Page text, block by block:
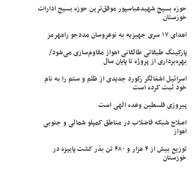
حوزه بسیج شهیدعباسپور موفق‌ترین حوزه بسیج ادارات
خوزستان
اهدای ۱۷ سری جهیزیه به نوعروسان مددجو رامهرمز
پارکینگ طبقاتی طالقانی اهواز مقاوم‌سازی می‌شود/
بهره‌برداری از پروژه تا پایان سال
اسرائیل اشغالگر رکورد جدیدی از ظلم و ستم را به نام
خود ثبت کرده است
پیروزی فلسطین وعده الهی است
اصلاح شبکه فاضلاب در مناطق کمپلو شمالی و جنوبی
اهواز
توزیع بیش از ۴ هزار و ۴۸۰ تن بذر کشت پاییزه در
خوزستان